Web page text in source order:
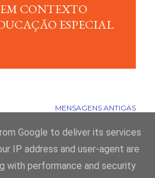
CONTEXTO
ESPECIAL
MENSAGENS ANTIGAS
Google to deliver its services
IP address and user-agent are
with performance and security